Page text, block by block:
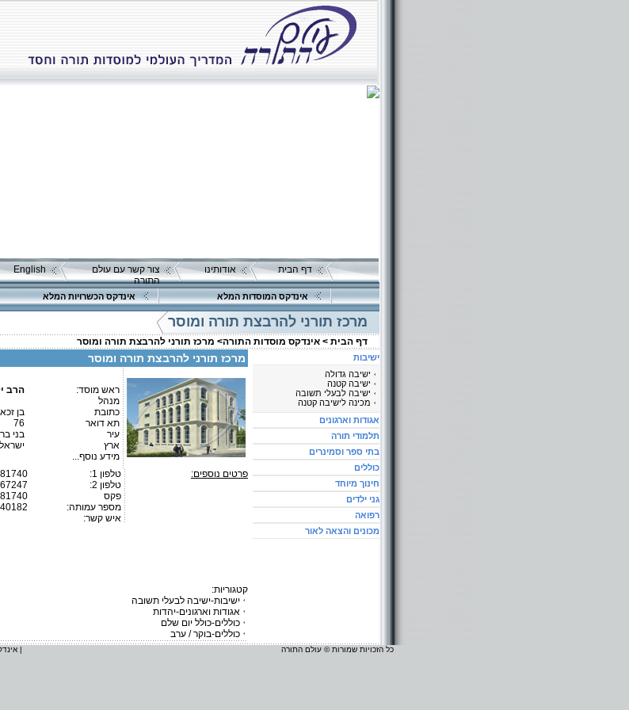
דף הבית אודותינו
צור קשר עם עולם
התורה
English
אינדקס המוסדות המלא אינדקס הכשרויות המלא
מרכז תורני להרבצת תורה ומוסר
דף הבית > אינדקס מוסדות התורה> מרכז תורני להרבצת תורה ומוסר
מרכז תורני להרבצת תורה ומוסר
ראש מוסד:
הרב
מנהל
כתובת
בן זכאי 45 ,
תא דואר
76
עיר
בני
ארץ
ישראל
מידע נוסף...
פרטים נוספים:
טלפון 1:
טלפון 2:
פקס
מספר עמותה:
איש קשר:
קטגוריות:
ישיבות-ישיבה לבעלי תשובה
אגודות וארגונים-יהדות
כוללים-כולל יום שלם
כוללים-בוקר / ערב
ישיבות
ישיבה גדולה
ישיבה קטנה
ישיבה לבעלי תשובה
מכינה לישיבה קטנה
אגודות וארגונים
תלמודי תורה
בתי ספר וסמינרים
כוללים
חינוך מיוחד
גני ילדים
רפואה
מכונים והצאה לאור
כל הזכויות שמורות © עולם התורה |